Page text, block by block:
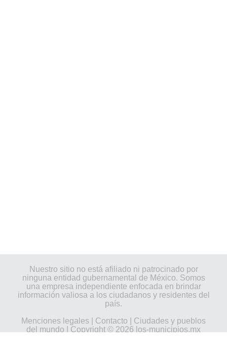
Nuestro sitio no está afiliado ni patrocinado por
ninguna entidad gubernamental de México. Somos
una empresa independiente enfocada en brindar
información valiosa a los ciudadanos y residentes del
país.
Menciones legales
Contacto
Ciudades y pueblos
del mundo | Copyright © 2026 los-municipios.mx